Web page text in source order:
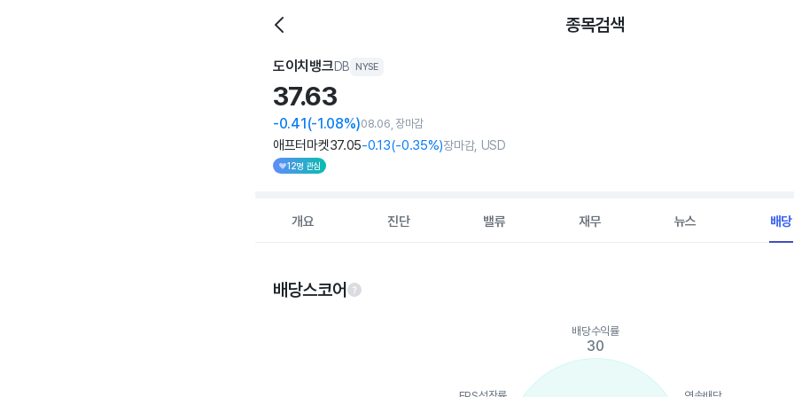
종목검색
도이치뱅크DB NYSE
37.63
-0.41(-1.08%)08.06, 장마감
애프터마켓37.05-0.13(-0.35%)장마감, USD
12명 관심
개요 진단 밸류 재무 뉴스 배당
배당스코어
The chart has 1 Y axis displaying values. Data ranges from 30 to 75.
배당수익률
30